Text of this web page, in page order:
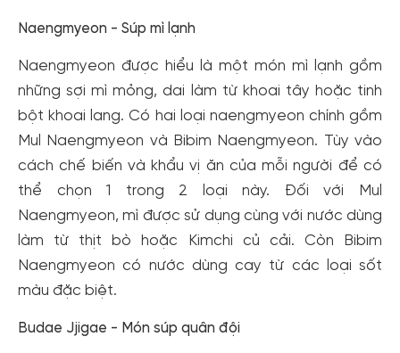
Naengmyeon - Súp mì lạnh
Naengmyeon được hiểu là một món mì lạnh gồm
những sợi mì mỏng, dai làm từ khoai tây hoặc tinh
bột khoai lang. Có hai loại naengmyeon chính gồm
Mul Naengmyeon và Bibim Naengmyeon. Tùy vào
cách chế biến và khẩu vị ăn của mỗi người để có
thể chọn 1 trong 2 loại này. Đối với Mul
Naengmyeon, mì được sử dụng cùng với nước dùng
làm từ thịt bò hoặc Kimchi củ cải. Còn Bibim
Naengmyeon có nước dùng cay từ các loại sốt
màu đặc biệt.
Budae Jjigae - Món súp quân đội